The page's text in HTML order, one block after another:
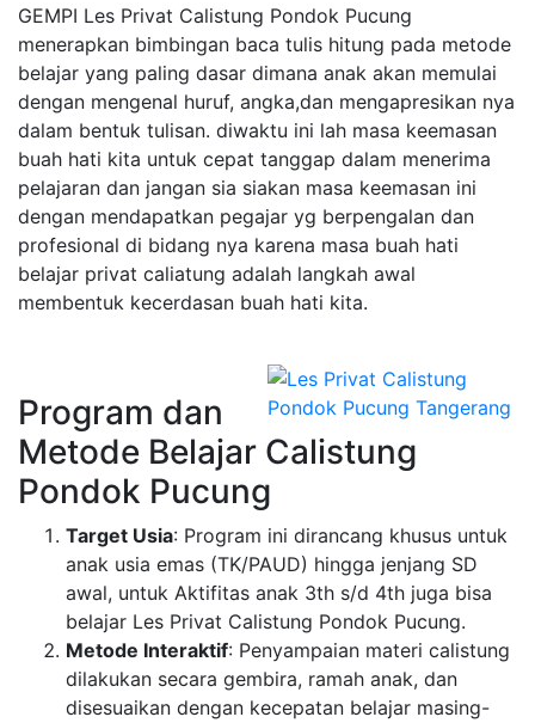
GEMPI Les Privat Calistung Pondok Pucung
menerapkan bimbingan baca tulis hitung pada metode
belajar yang paling dasar dimana anak akan memulai
dengan mengenal huruf, angka,dan mengapresikan nya
dalam bentuk tulisan. diwaktu ini lah masa keemasan
buah hati kita untuk cepat tanggap dalam menerima
pelajaran dan jangan sia siakan masa keemasan ini
dengan mendapatkan pegajar yg berpengalan dan
profesional di bidang nya karena masa buah hati
belajar privat caliatung adalah langkah awal
membentuk kecerdasan buah hati kita.
Program dan
Metode Belajar Calistung
Pondok Pucung
Target Usia: Program ini dirancang khusus untuk
anak usia emas (TK/PAUD) hingga jenjang SD
awal, untuk Aktifitas anak 3th s/d 4th juga bisa
belajar Les Privat Calistung Pondok Pucung.
Metode Interaktif: Penyampaian materi calistung
dilakukan secara gembira, ramah anak, dan
disesuaikan dengan kecepatan belajar masing-